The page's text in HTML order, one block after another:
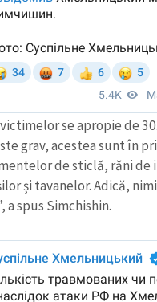
se apropie de
grav, acestea sunt în
de sticlă, răni de
și tavanelor. Adică,
a spus Simchishin.